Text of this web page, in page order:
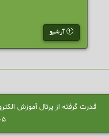
آرشیو
قدرت گرفته از پرتال آموزش
©